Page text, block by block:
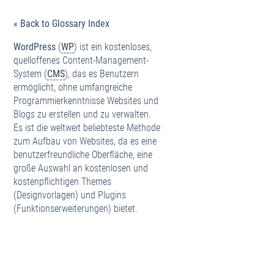
« Back to Glossary Index
WordPress (WP) ist ein kostenloses,
quelloffenes Content-Management-
System (CMS), das es Benutzern
ermöglicht, ohne umfangreiche
Programmierkenntnisse Websites und
Blogs zu erstellen und zu verwalten.
Es ist die weltweit beliebteste Methode
zum Aufbau von Websites, da es eine
benutzerfreundliche Oberfläche, eine
große Auswahl an kostenlosen und
kostenpflichtigen Themes
(Designvorlagen) und Plugins
(Funktionserweiterungen) bietet.